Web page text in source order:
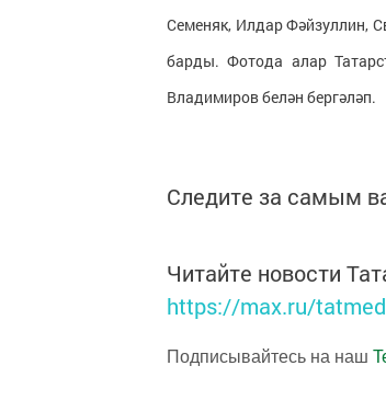
Семеняк, Илдар Фәйзуллин,
барды. Фотода алар
Владимиров белән бергәләп.
Следите за самым
Читайте новости
https://max.ru/
Подписывайтесь на наш